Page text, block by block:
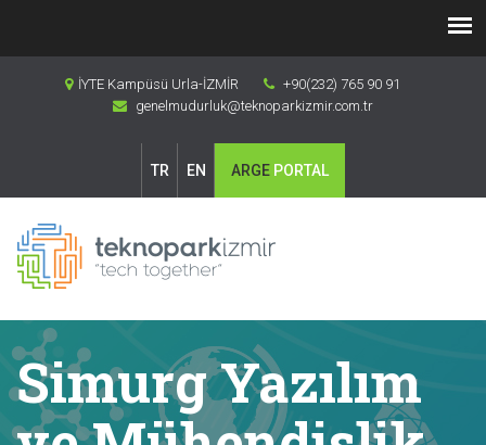
İYTE Kampüsü Urla-İZMİR
+90(232) 765 90 91
genelmudurluk@teknoparkizmir.com.tr
TR EN ARGE PORTAL
Simurg Yazılım